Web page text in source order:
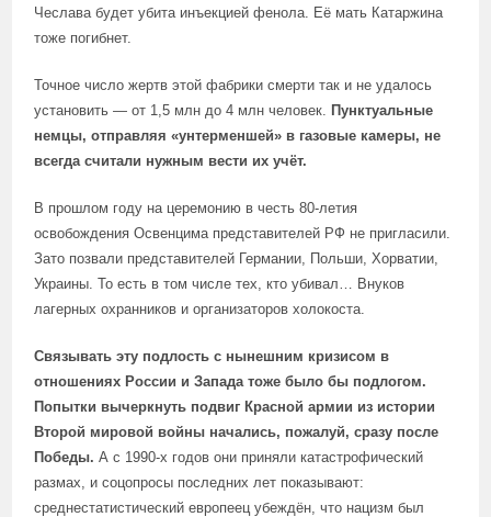
Чеслава будет убита инъекцией фенола. Её мать Катаржина
тоже погибнет.
Точное число жертв этой фабрики смерти так и не удалось
установить — от 1,5 млн до 4 млн человек. Пунктуальные
немцы, отправляя «унтерменшей» в газовые камеры, не
всегда считали нужным вести их учёт.
В прошлом году на церемонию в честь 80-летия
освобождения Освенцима представителей РФ не пригласили.
Зато позвали представителей Германии, Польши, Хорватии,
Украины. То есть в том числе тех, кто убивал… Внуков
лагерных охранников и организаторов холокоста.
Связывать эту подлость с нынешним кризисом в
отношениях России и Запада тоже было бы подлогом.
Попытки вычеркнуть подвиг Красной армии из истории
Второй мировой войны начались, пожалуй, сразу после
Победы. А с 1990-х годов они приняли катастрофический
размах, и соцопросы последних лет показывают:
среднестатистический европеец убеждён, что нацизм был